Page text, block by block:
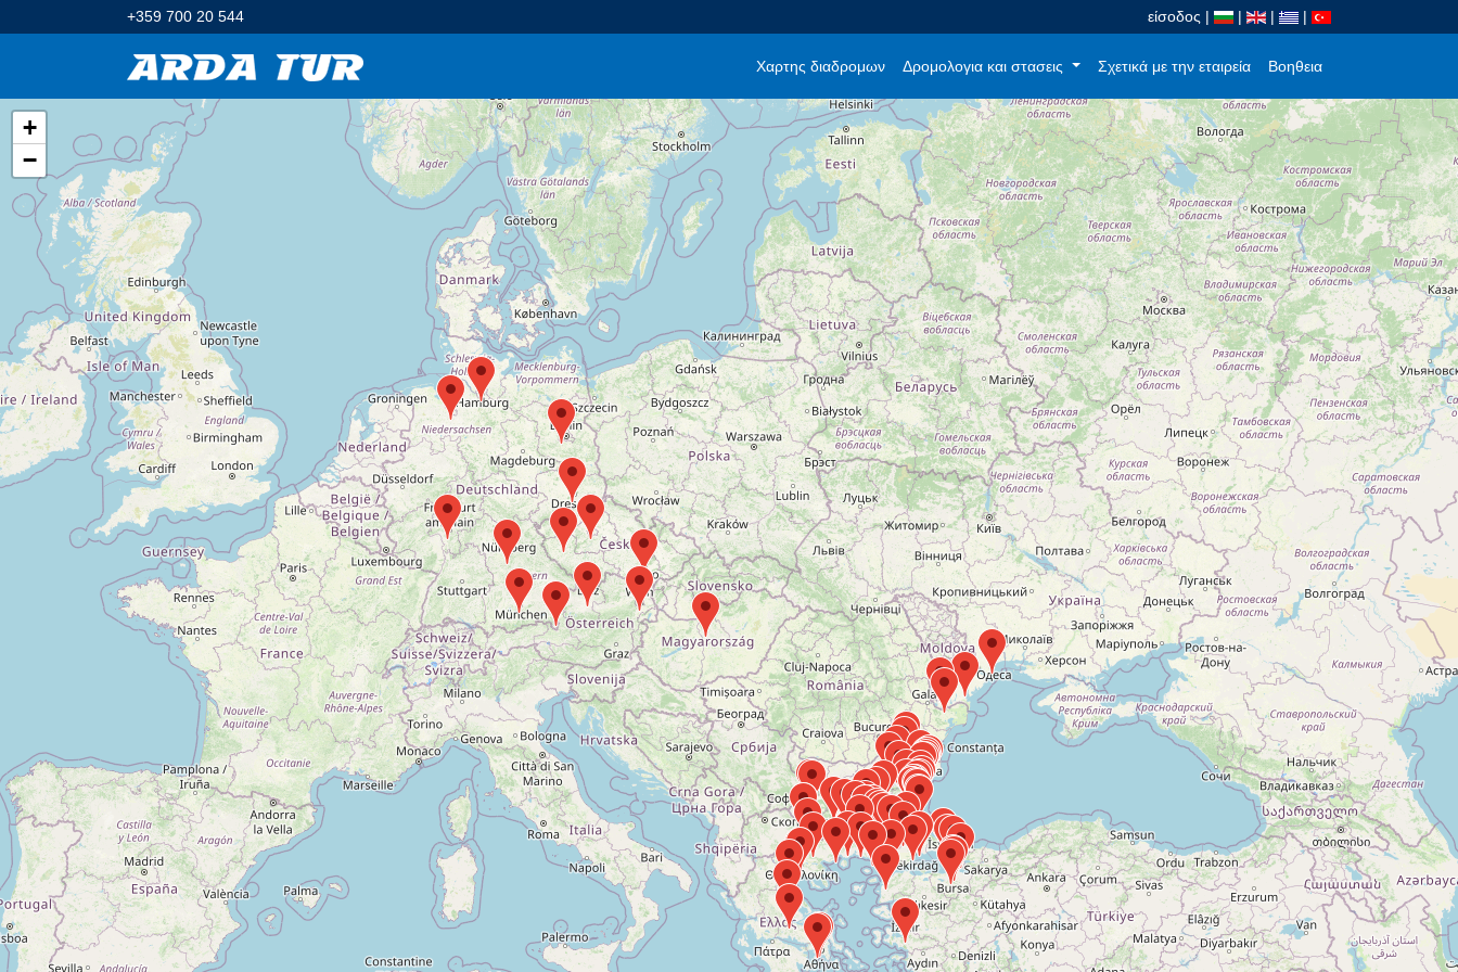
+359 700 20 544 είσοδος | | | |
Χαρτης διαδρομων Δρομολογια και στασεις Σχετικά με την εταιρεία Βοηθεια
+
−